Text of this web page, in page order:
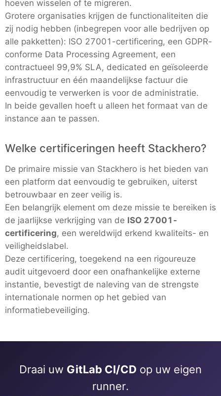
hoeven wisselen of te migreren.
Grotere organisaties krijgen de functionaliteiten die
zij nodig hebben (inbegrepen voor alle bedrijven op
alle pakketten): ISO 27001-certificering, een GDPR-
conforme Data Processing Agreement, een
contractueel 99,9% SLA, dedicated en geïsoleerde
infrastructuur en één maandelijkse factuur die
eenvoudig te verwerken is voor de administratie.
In beide gevallen hoeft u alleen het formaat van de
instance aan te passen.
Welke certificeringen heeft Stackhero?
De primaire missie van Stackhero is het bieden van
een platform dat eenvoudig te gebruiken, uiterst
betrouwbaar en zeer veilig is.
Een belangrijk element om deze missie te bereiken is
de jaarlijkse verkrijging van de ISO 27001-
certificering, een wereldwijd erkend kwaliteits- en
veiligheidslabel.
Deze certificering, toegekend na een rigoureuze
audit uitgevoerd door een onafhankelijke externe
instantie, bevestigt de naleving van de strengste
internationale normen op het gebied van
informatiebeveiliging.
Draai uw GitLab CI/CD op uw eigen
runner.